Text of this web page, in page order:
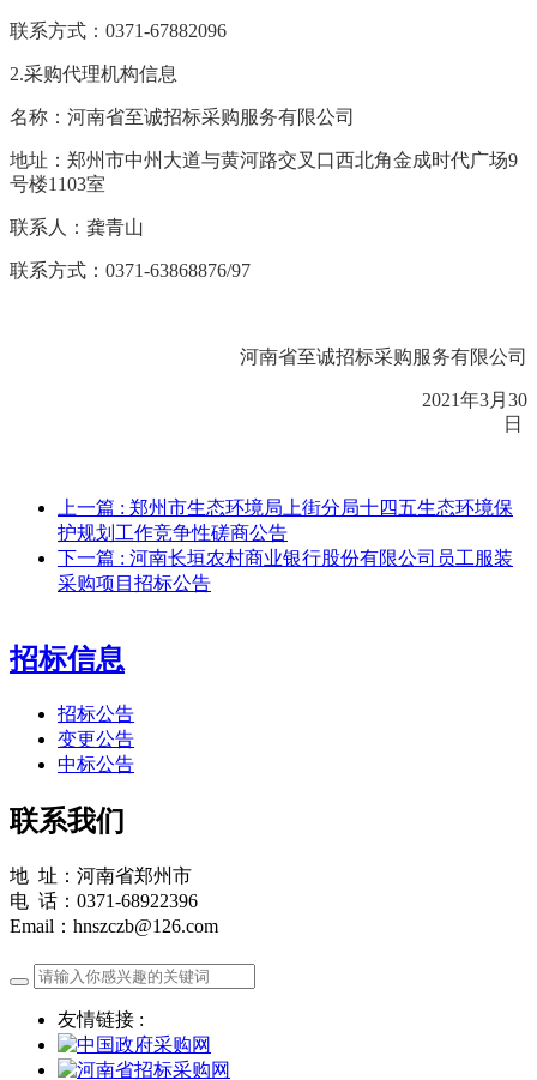
联系方式： 0371-67882096
2.采购代理机构信息
名称：河南省至诚招标采购服务有限公司
地址：郑州市中州大道与黄河路交叉口西北角金成时代广场9
号楼1103室
联系人：龚青山
联系方式： 0371-63868876/97
河南省至诚招标采购服务有限公司
2021年3月30
日
上一篇 : 郑州市生态环境局上街分局十四五生态环境保
护规划工作竞争性磋商公告
下一篇 : 河南长垣农村商业银行股份有限公司员工服装
采购项目招标公告
招标信息
招标公告
变更公告
中标公告
联系我们
地 址：河南省郑州市
电 话：0371-68922396
Email：hnszczb@126.com
友情链接 :